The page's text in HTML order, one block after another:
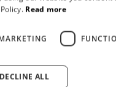
u Novom Beogradu!
Read more
DECLINE ALL